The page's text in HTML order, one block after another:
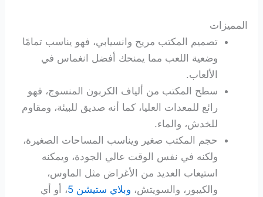
المميزات
تصميم المكتب مريح وانسيابي، فهو يناسب تمامًا
وضعية اللعب مما يمنحك أفضل انغماس في
الألعاب.
سطح المكتب من ألياف الكربون المنسوج، فهو
رائع للمعدات العليا، كما أنه صديق للبيئة، ومقاوم
للخدش، والماء.
حجم المكتب صغير ويناسب المساحات الصغيرة،
ولكنه في نفس الوقت عالي الجودة، ويمكنه
استيعاب العديد من الأغراض مثل الماوس،
والكيبور، والسويتش، وبلاي ستيشن 5 ، أو أي